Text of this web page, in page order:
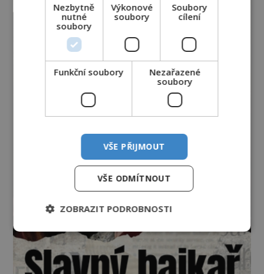
Nezbytně
nutné
soubory
Výkonové
soubory
Soubory
cílení
Funkční soubory
Nezařazené
soubory
VŠE PŘIJMOUT
VŠE ODMÍTNOUT
ZOBRAZIT PODROBNOSTI